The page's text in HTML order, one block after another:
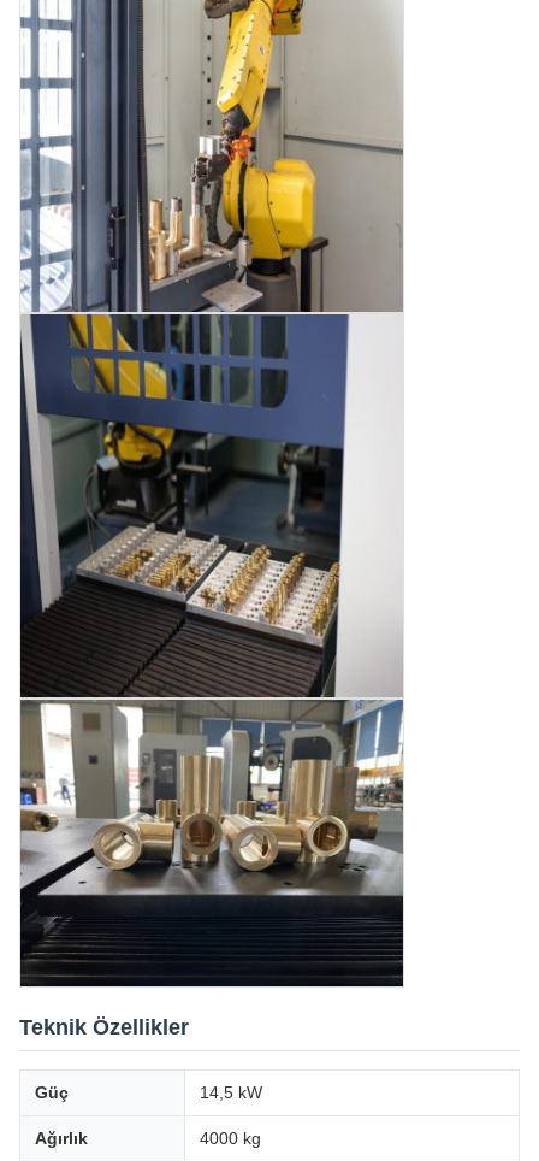
Teknik Özellikler
Güç 14,5 kW
Ağırlık 4000 kg